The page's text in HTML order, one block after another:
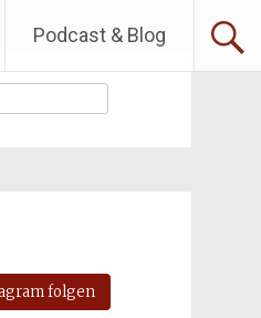
Podcast & Blog
folgen